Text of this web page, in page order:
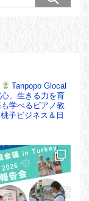
Tanpopo Glocal
、生きる力を育
も学べるピアノ教
子ビジネス＆日